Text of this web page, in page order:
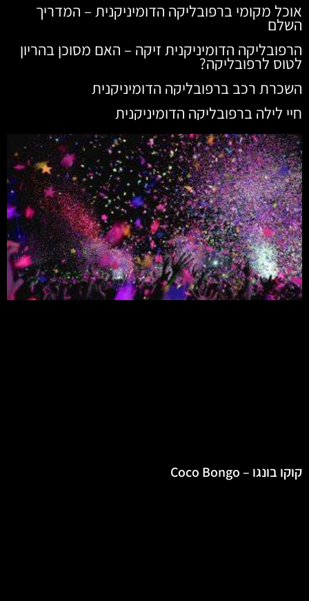
אוכל מקומי ברפובליקה הדומיניקנית – המדריך
השלם
הרפובליקה הדומיניקנית זיקה – האם מסוכן בהריון
לטוס לרפובליקה?
השכרת רכב ברפובליקה הדומיניקנית
חיי לילה ברפובליקה הדומיניקנית
קוקו בונגו – Coco Bongo